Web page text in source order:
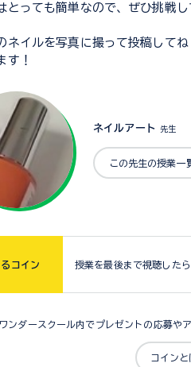
とっても簡単なので、ぜひ挑戦し
ネイルを写真に撮って投稿してね
す！
ネイルアート 先生
この先生の授業一
コイン 授業を最後まで視聴した
ワンダースクール内でプレゼントの応募や
コインと